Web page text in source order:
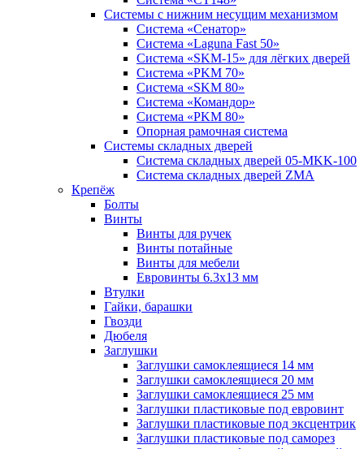
Системы с нижним несущим механизмом
Система «Сенатор»
Система «Laguna Fast 50»
Система «SKM-15» для лёгких дверей
Система «PKM 70»
Система «SKM 80»
Система «Командор»
Система «PKM 80»
Опорная рамочная система
Системы складных дверей
Система складных дверей 05-MKK-100
Система складных дверей ZMA
Крепёж
Болты
Винты
Винты для ручек
Винты потайные
Винты для мебели
Евровинты 6.3х13 мм
Втулки
Гайки, барашки
Гвозди
Дюбеля
Заглушки
Заглушки самоклеящиеся 14 мм
Заглушки самоклеящиеся 20 мм
Заглушки самоклеящиеся 25 мм
Заглушки пластиковые под евровинт
Заглушки пластиковые под эксцентрик
Заглушки пластиковые под саморез